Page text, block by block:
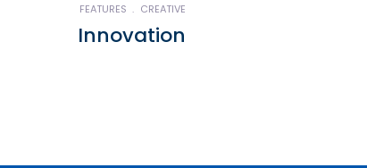
CREATIVE
FEATURES
Innovation